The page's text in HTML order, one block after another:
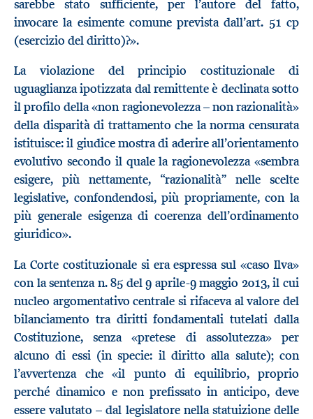
sarebbe stato sufficiente, per l’autore del fatto,
invocare la esimente comune prevista dall’art. 51 cp
(esercizio del diritto)?».
La violazione del principio costituzionale di
uguaglianza ipotizzata dal remittente è declinata sotto
il profilo della «non ragionevolezza – non razionalità»
della disparità di trattamento che la norma censurata
istituisce: il giudice mostra di aderire all’orientamento
evolutivo secondo il quale la ragionevolezza «sembra
esigere, più nettamente, “razionalità” nelle scelte
legislative, confondendosi, più propriamente, con la
più generale esigenza di coerenza dell’ordinamento
giuridico».
La Corte costituzionale si era espressa sul «caso Ilva»
con la sentenza n. 85 del 9 aprile-9 maggio 2013, il cui
nucleo argomentativo centrale si rifaceva al valore del
bilanciamento tra diritti fondamentali tutelati dalla
Costituzione, senza «pretese di assolutezza» per
alcuno di essi (in specie: il diritto alla salute); con
l’avvertenza che «il punto di equilibrio, proprio
perché dinamico e non prefissato in anticipo, deve
essere valutato – dal legislatore nella statuizione delle